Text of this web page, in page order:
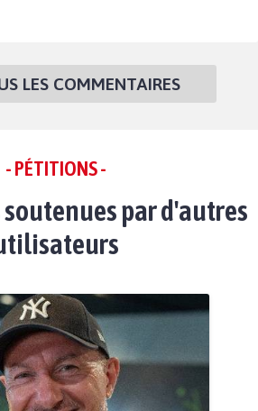
LES COMMENTAIRES
- PÉTITIONS -
par d'autres